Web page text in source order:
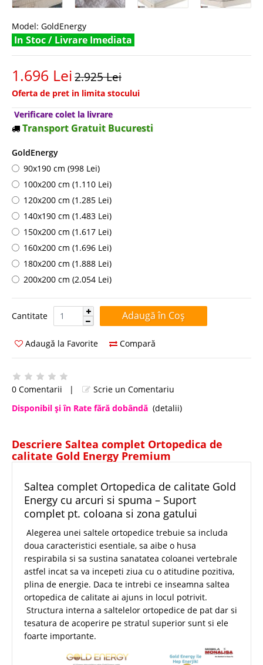
Model: GoldEnergy
In Stoc / Livrare Imediata
1.696 Lei2.925 Lei
Oferta de pret in limita stocului
Verificare colet la livrare
Transport Gratuit Bucuresti
GoldEnergy
90x190 cm (998 Lei)
100x200 cm (1.110 Lei)
120x200 cm (1.285 Lei)
140x190 cm (1.483 Lei)
150x200 cm (1.617 Lei)
160x200 cm (1.696 Lei)
180x200 cm (1.888 Lei)
200x200 cm (2.054 Lei)
Cantitate Cantitate:
Adaugă la Favorite Compară
0 Comentarii |
Scrie un Comentariu
Disponibil şi în Rate fără dobândă (detalii)
Descriere Saltea complet Ortopedica de
calitate Gold Energy Premium
Saltea complet Ortopedica de calitate Gold
Energy cu arcuri si spuma – Suport
complet pt. coloana si zona gatului
Alegerea unei saltele ortopedice trebuie sa includa
doua caracteristici esentiale, sa aibe o husa
respirabila si sa sustina sanatatea coloanei vertebrale
astfel incat sa va incepeti ziua cu o atitudine pozitiva,
plina de energie. Daca te intrebi ce inseamna saltea
ortopedica de calitate ai ajuns in locul potrivit.
Structura interna a saltelelor ortopedice de pat dar si
tesatura de acoperire pe stratul superior sunt si ele
foarte importante.